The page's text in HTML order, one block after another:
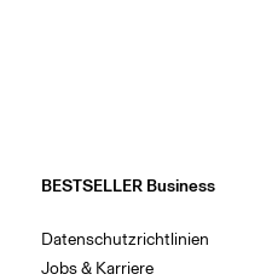
BESTSELLER Business
Datenschutzrichtlinien
Jobs & Karriere